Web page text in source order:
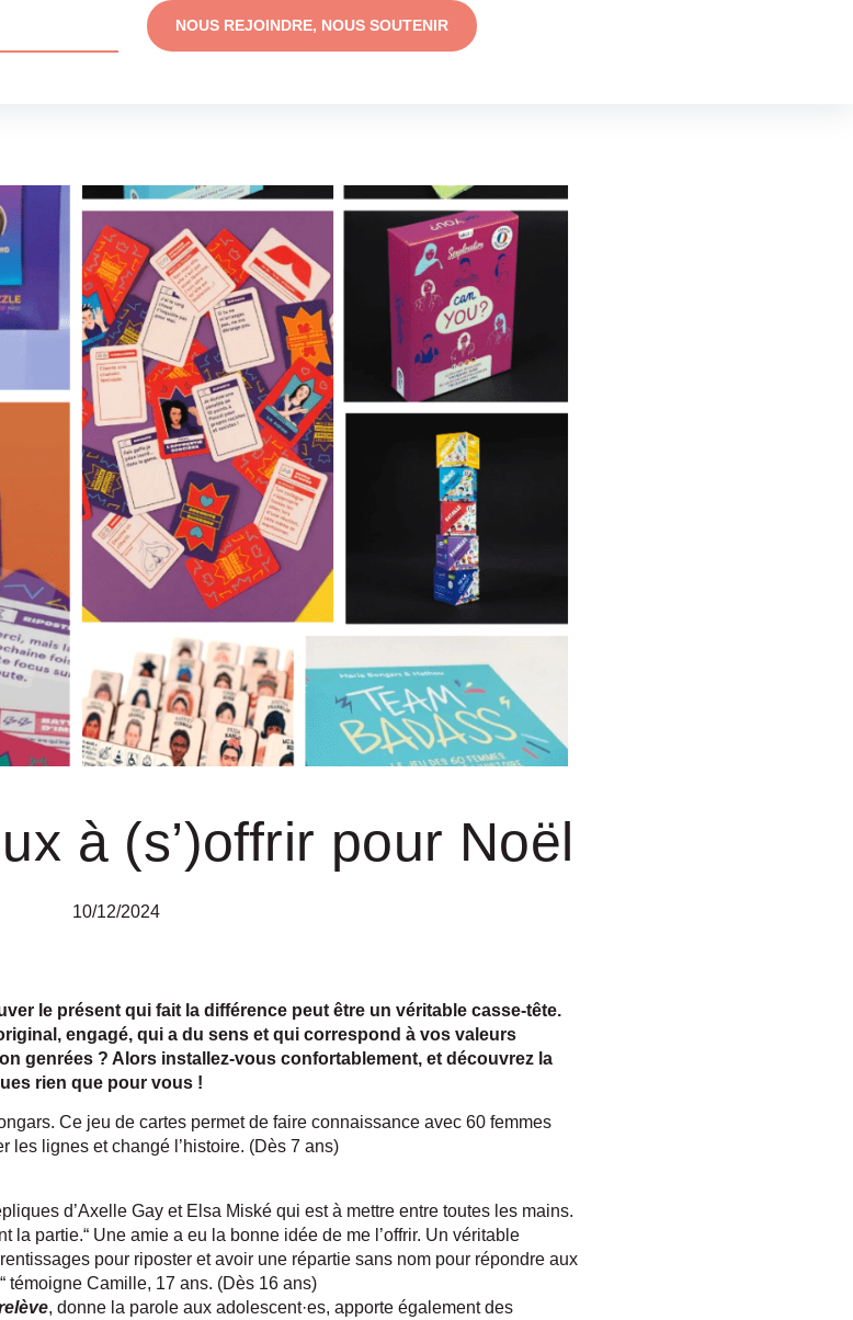
NOUS REJOINDRE, NOUS SOUTENIR
à (s’)offrir pour Noël
10/12/2024
le présent qui fait la différence peut être un véritable casse-tête.
engagé, qui a du sens et qui correspond à vos valeurs
genrées ? Alors installez-vous confortablement, et découvrez la
rien que pour vous !
Ce jeu de cartes permet de faire connaissance avec 60 femmes
les lignes et changé l’histoire. (Dès 7 ans)
d’Axelle Gay et Elsa Miské qui est à mettre entre toutes les mains.
la partie.“ Une amie a eu la bonne idée de me l’offrir. Un véritable
pour riposter et avoir une répartie sans nom pour répondre aux
témoigne Camille, 17 ans. (Dès 16 ans)
, donne la parole aux adolescent·es, apporte également des